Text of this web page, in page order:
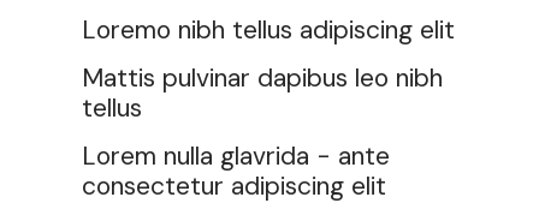
Loremo nibh tellus adipiscing elit
Mattis pulvinar dapibus leo nibh
tellus
Lorem nulla glavrida - ante
consectetur adipiscing elit